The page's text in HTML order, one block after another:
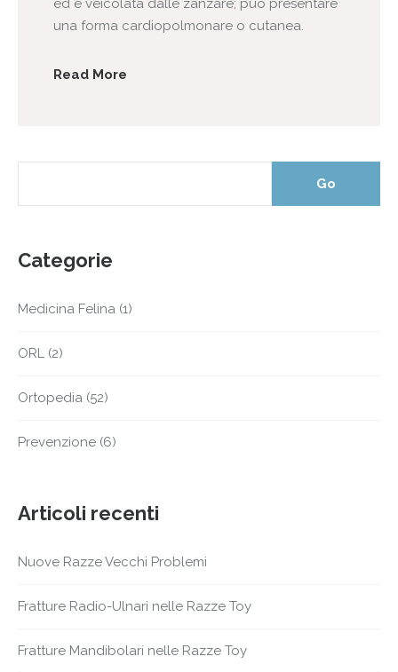
ed è veicolata dalle zanzare; può presentare
una forma cardiopolmonare o cutanea.
Read More
Categorie
Medicina Felina (1)
ORL (2)
Ortopedia (52)
Prevenzione (6)
Articoli recenti
Nuove Razze Vecchi Problemi
Fratture Radio-Ulnari nelle Razze Toy
Fratture Mandibolari nelle Razze Toy